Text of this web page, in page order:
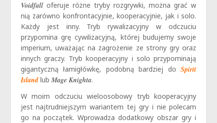
Voidfall oferuje różne tryby rozgrywki, można grać w
nią zarówno konfrontacyjnie, kooperacyjnie, jak i solo.
Każdy jest inny. Tryb rywalizacyjny w odczuciu
przypomina grę cywilizacyjną, której budujemy swoje
imperium, uważając na zagrożenie ze strony gry oraz
innych graczy. Tryb kooperacyjny i solo przypominają
gigantyczną łamigłówkę, podobną bardziej doSpirit
IslandlubMage Knighta.
W moim odczuciu wieloosobowy tryb kooperacyjny
jest najtrudniejszym wariantem tej gry i nie polecam
go na początek. Wprowadza dodatkowy obszar gry i